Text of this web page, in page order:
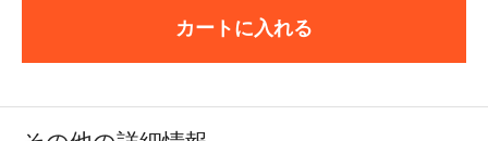
カートに入れる